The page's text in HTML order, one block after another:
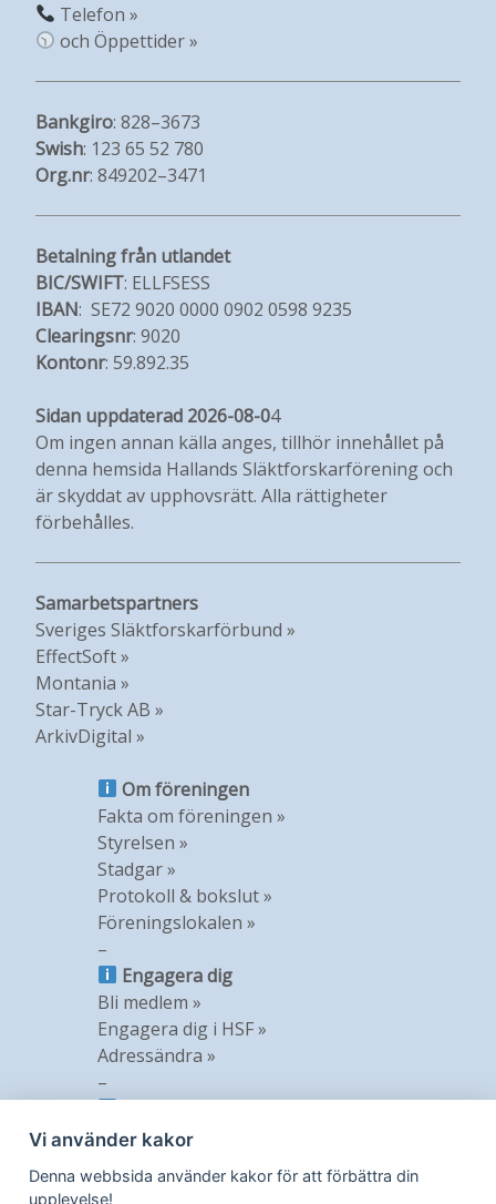
Telefon »
och Öppettider »
Bankgiro: 828–3673
Swish: 123 65 52 780
Org.nr: 849202–3471
Betalning från utlandet
BIC/SWIFT: ELLFSESS
IBAN: SE72 9020 0000 0902 0598 9235
Clearingsnr: 9020
Kontonr: 59.892.35
Sidan uppdaterad 2026-08-04
Om ingen annan källa anges, tillhör innehållet på
denna hemsida Hallands Släktforskarförening och
är skyddat av upphovsrätt. Alla rättigheter
förbehålles.
Samarbetspartners
Sveriges Släktforskarförbund »
EffectSoft »
Montania »
Star-Tryck AB »
ArkivDigital »
Om föreningen
Fakta om föreningen »
Styrelsen »
Stadgar »
Protokoll & bokslut »
Föreningslokalen »
–
Engagera dig
Bli medlem »
Engagera dig i HSF »
Adressändra »
–
Nyheter »
Medlemstidning »
Vi använder kakor
Denna webbsida använder kakor för att förbättra din
upplevelse!